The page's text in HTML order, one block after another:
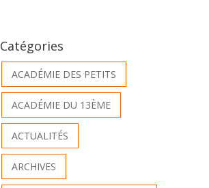
Catégories
ACADÉMIE DES PETITS
ACADÉMIE DU 13ÈME
ACTUALITÉS
ARCHIVES